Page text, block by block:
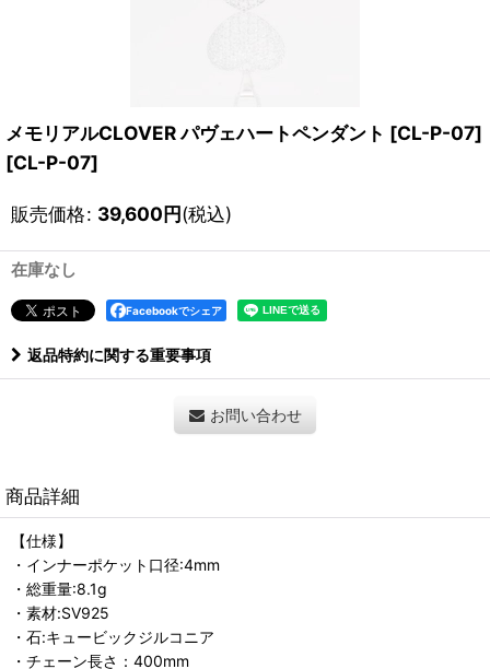
メモリアルCLOVER パヴェハートペンダント [CL-P-07]
[CL-P-07]
販売価格: 39,600円(税込)
在庫なし
Facebookでシェア
返品特約に関する重要事項
お問い合わせ
商品詳細
【仕様】
・インナーポケット口径:4mm
・総重量:8.1g
・素材:SV925
・石:キュービックジルコニア
・チェーン長さ：400mm